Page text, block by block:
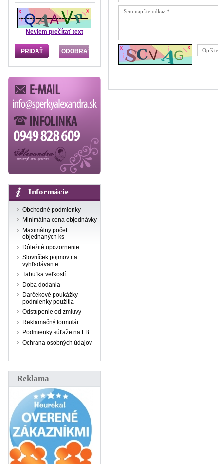
Neviem prečítať text
Informácie
Obchodné podmienky
Minimálna cena objednávky
Maximálny počet
objednaných ks
Dôležité upozornenie
Slovníček pojmov na
vyhľadávanie
Tabuľka veľkostí
Doba dodania
Darčekové poukážky -
podmienky použitia
Odstúpenie od zmluvy
Reklamačný formulár
Podmienky súťaže na FB
Ochrana osobných údajov
Reklama